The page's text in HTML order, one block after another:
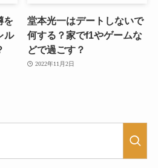
を
ル
堂本光一はデートしないで
何する？家でf1やゲームな
どで過ごす？
2022年11月2日